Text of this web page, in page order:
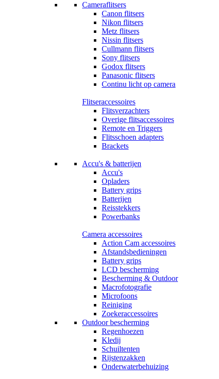
Cameraflitsers
Canon flitsers
Nikon flitsers
Metz flitsers
Nissin flitsers
Cullmann flitsers
Sony flitsers
Godox flitsers
Panasonic flitsers
Continu licht op camera
Flitseraccessoires
Flitsverzachters
Overige flitsaccessoires
Remote en Triggers
Flitsschoen adapters
Brackets
Accu's & batterijen
Accu's
Opladers
Battery grips
Batterijen
Reisstekkers
Powerbanks
Camera accessoires
Action Cam accessoires
Afstandsbedieningen
Battery grips
LCD bescherming
Bescherming & Outdoor
Macrofotografie
Microfoons
Reiniging
Zoekeraccessoires
Outdoor bescherming
Regenhoezen
Kledij
Schuiltenten
Rijstenzakken
Onderwaterbehuizing